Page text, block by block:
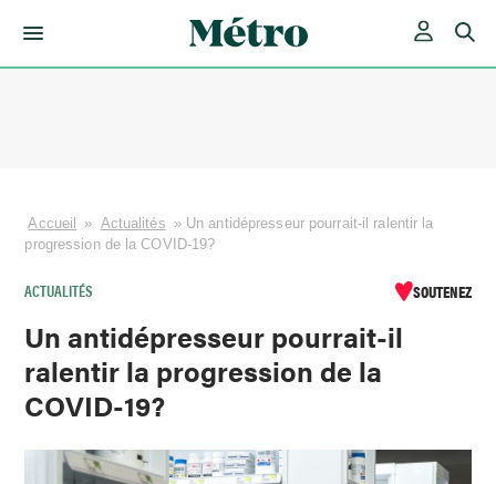
Accueil » Actualités » Un antidépresseur pourrait-il ralentir la
progression de la COVID-19?
ACTUALITÉS SOUTENEZ
Un antidépresseur pourrait-il
ralentir la progression de la
COVID-19?